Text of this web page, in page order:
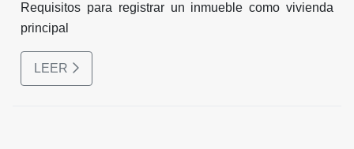
Requisitos para registrar un inmueble como vivienda
principal
LEER